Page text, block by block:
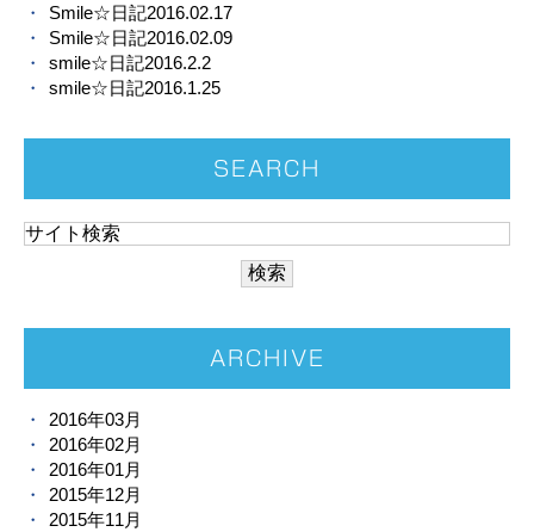
Smile☆日記2016.02.17
Smile☆日記2016.02.09
smile☆日記2016.2.2
smile☆日記2016.1.25
SEARCH
ARCHIVE
2016年03月
2016年02月
2016年01月
2015年12月
2015年11月